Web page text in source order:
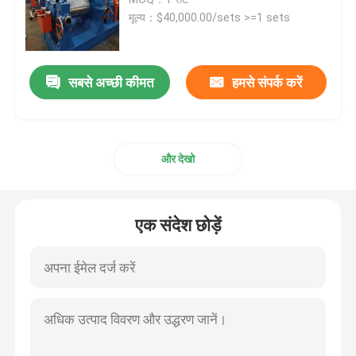
रबर मिश्रण मिल मशीन
रबर पाउडर उत्पादन लाइन
मूल्य：$40,000.00/sets >=1 sets
सबसे अच्छी कीमत हमसे संपर्क करें
और देखो
एक संदेश छोड़ें